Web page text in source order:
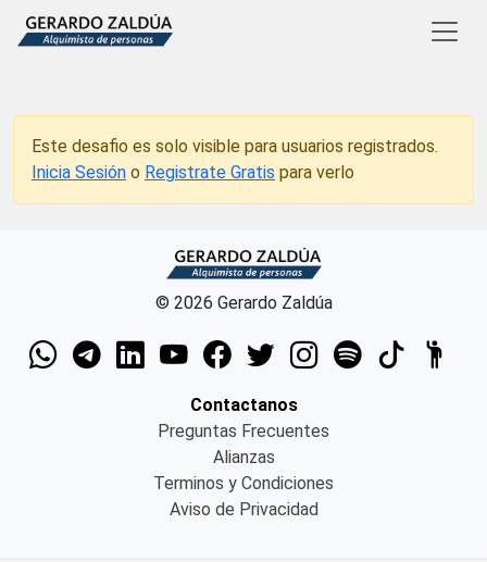
Este desafio es solo visible para usuarios registrados.
Inicia Sesión o Registrate Gratis para verlo
© 2026 Gerardo Zaldúa
Contactanos
Preguntas Frecuentes
Alianzas
Terminos y Condiciones
Aviso de Privacidad